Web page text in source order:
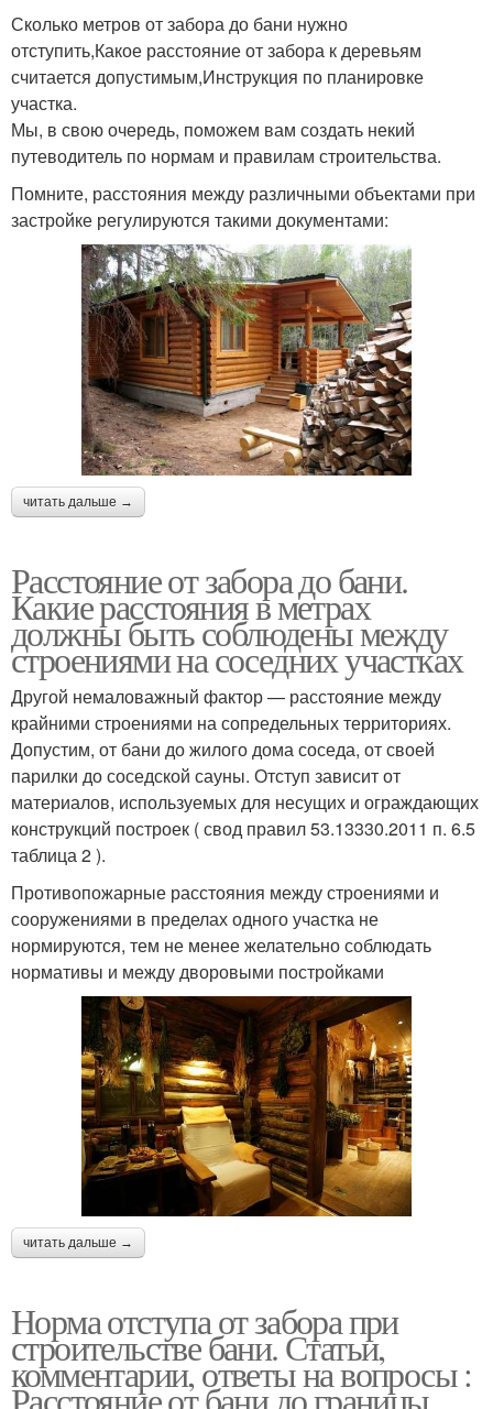
Сколько метров от забора до бани нужно
отступить,Какое расстояние от забора к деревьям
считается допустимым,Инструкция по планировке
участка.
Мы, в свою очередь, поможем вам создать некий
путеводитель по нормам и правилам строительства.
Помните, расстояния между различными объектами при
застройке регулируются такими документами:
читать дальше →
Расстояние от забора до бани.
Какие расстояния в метрах
должны быть соблюдены между
строениями на соседних участках
Другой немаловажный фактор — расстояние между
крайними строениями на сопредельных территориях.
Допустим, от бани до жилого дома соседа, от своей
парилки до соседской сауны. Отступ зависит от
материалов, используемых для несущих и ограждающих
конструкций построек ( свод правил 53.13330.2011 п. 6.5
таблица 2 ).
Противопожарные расстояния между строениями и
сооружениями в пределах одного участка не
нормируются, тем не менее желательно соблюдать
нормативы и между дворовыми постройками
читать дальше →
Норма отступа от забора при
строительстве бани. Статьи,
комментарии, ответы на вопросы :